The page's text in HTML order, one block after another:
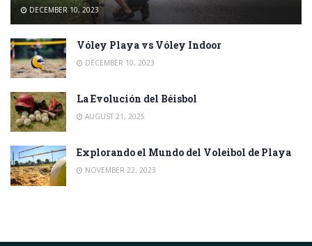
DECEMBER 10, 2023
Vóley Playa vs Vóley Indoor
DECEMBER 10, 2023
La Evolución del Béisbol
AUGUST 21, 2025
Explorando el Mundo del Voleibol de Playa
NOVEMBER 22, 2023